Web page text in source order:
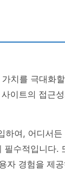
치를 극대화
이트의 접근
여, 어디서든
필수적입니다.
자 경험을 제